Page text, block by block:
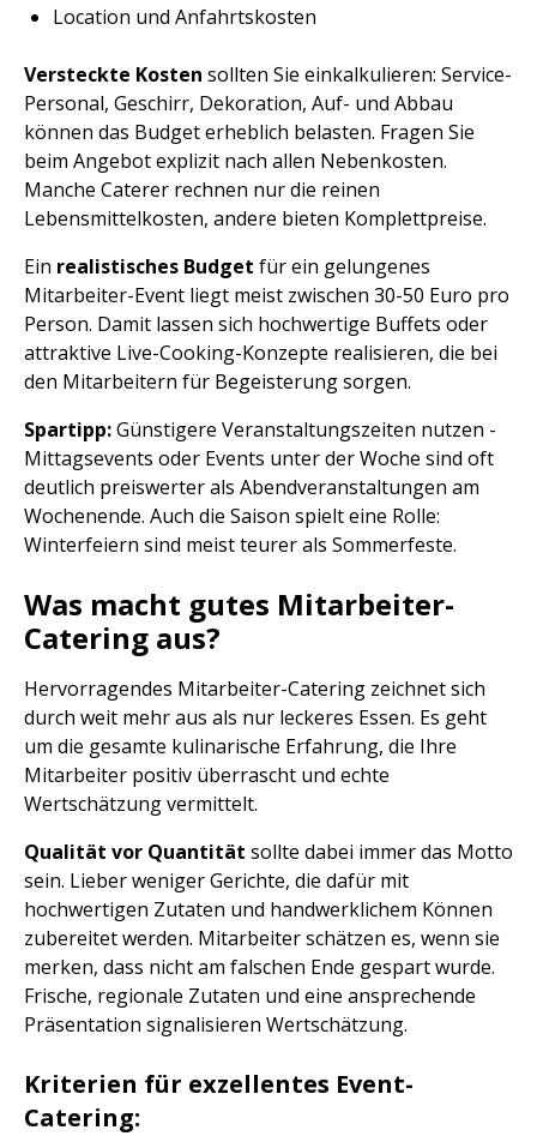
Location und Anfahrtskosten
Versteckte Kosten sollten Sie einkalkulieren: Service-
Personal, Geschirr, Dekoration, Auf- und Abbau
können das Budget erheblich belasten. Fragen Sie
beim Angebot explizit nach allen Nebenkosten.
Manche Caterer rechnen nur die reinen
Lebensmittelkosten, andere bieten Komplettpreise.
Ein realistisches Budget für ein gelungenes
Mitarbeiter-Event liegt meist zwischen 30-50 Euro pro
Person. Damit lassen sich hochwertige Buffets oder
attraktive Live-Cooking-Konzepte realisieren, die bei
den Mitarbeitern für Begeisterung sorgen.
Spartipp:Günstigere Veranstaltungszeiten nutzen -
Mittagsevents oder Events unter der Woche sind oft
deutlich preiswerter als Abendveranstaltungen am
Wochenende. Auch die Saison spielt eine Rolle:
Winterfeiern sind meist teurer als Sommerfeste.
Was macht gutes Mitarbeiter-
Catering aus?
Hervorragendes Mitarbeiter-Catering zeichnet sich
durch weit mehr aus als nur leckeres Essen. Es geht
um die gesamte kulinarische Erfahrung, die Ihre
Mitarbeiter positiv überrascht und echte
Wertschätzung vermittelt.
Qualität vor Quantität sollte dabei immer das Motto
sein. Lieber weniger Gerichte, die dafür mit
hochwertigen Zutaten und handwerklichem Können
zubereitet werden. Mitarbeiter schätzen es, wenn sie
merken, dass nicht am falschen Ende gespart wurde.
Frische, regionale Zutaten und eine ansprechende
Präsentation signalisieren Wertschätzung.
Kriterien für exzellentes Event-
Catering: